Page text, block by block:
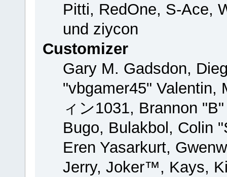
Pitti, RedOne, S-Ace,
und ziycon
Customizer
Gary M. Gadsdon,
"vbgamer45"
ィン1031, Brannon
Bugo, Bulakbol, Colin
Eren Yasarkurt,
Jerry, Joker™, Kays,